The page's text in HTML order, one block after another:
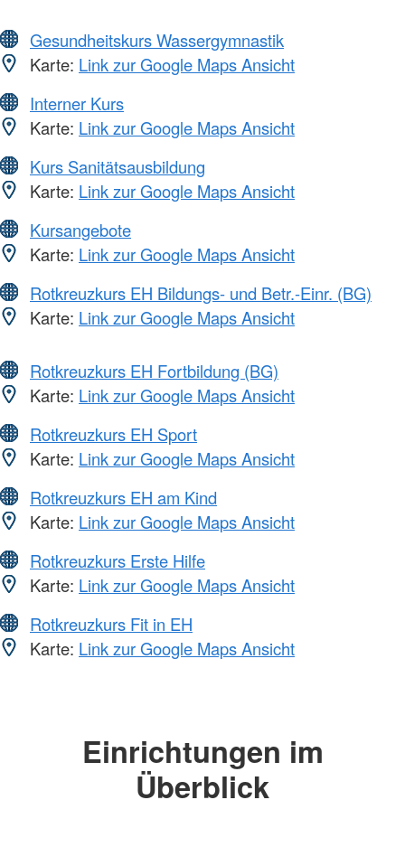
Gesundheitskurs Wassergymnastik
Karte: Link zur Google Maps Ansicht
Interner Kurs
Karte: Link zur Google Maps Ansicht
Kurs Sanitätsausbildung
Karte: Link zur Google Maps Ansicht
Kursangebote
Karte: Link zur Google Maps Ansicht
Rotkreuzkurs EH Bildungs- und Betr.-Einr. (BG)
Karte: Link zur Google Maps Ansicht
Rotkreuzkurs EH Fortbildung (BG)
Karte: Link zur Google Maps Ansicht
Rotkreuzkurs EH Sport
Karte: Link zur Google Maps Ansicht
Rotkreuzkurs EH am Kind
Karte: Link zur Google Maps Ansicht
Rotkreuzkurs Erste Hilfe
Karte: Link zur Google Maps Ansicht
Rotkreuzkurs Fit in EH
Karte: Link zur Google Maps Ansicht
Einrichtungen im
Überblick